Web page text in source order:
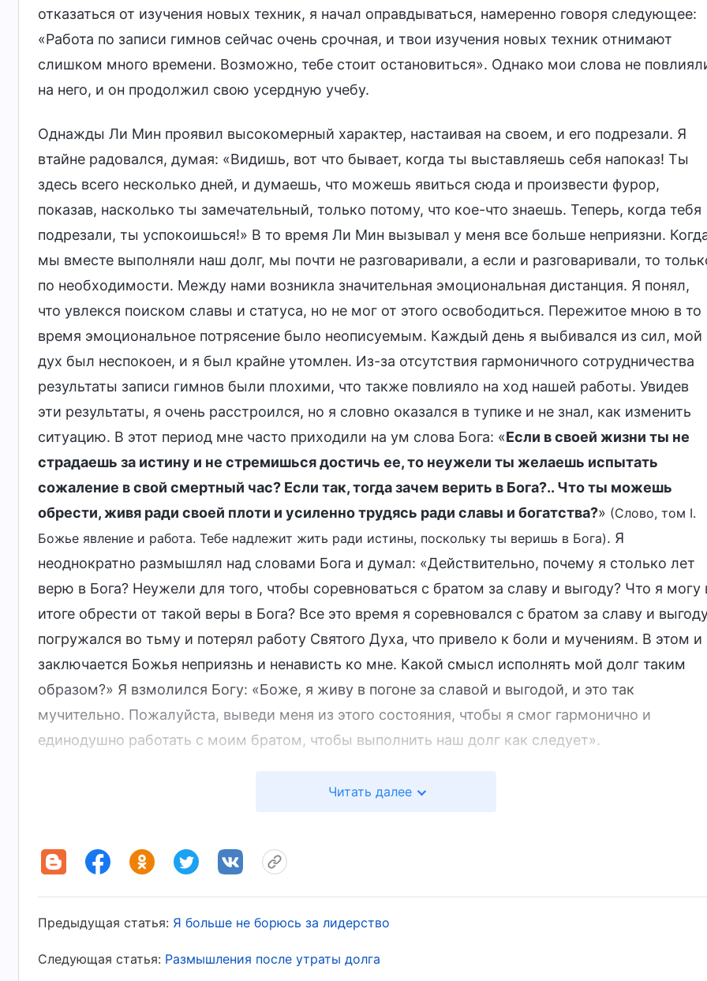
отказаться от изучения новых техник, я начал оправдываться, намеренно говоря следующее:
«Работа по записи гимнов сейчас очень срочная, и твои изучения новых техник отнимают
слишком много времени. Возможно, тебе стоит остановиться». Однако мои слова не
на него, и он продолжил свою усердную учебу.
Однажды Ли Мин проявил высокомерный характер, настаивая на своем, и его подрезали. Я
втайне радовался, думая: «Видишь, вот что бывает, когда ты выставляешь себя напоказ! Ты
здесь всего несколько дней, и думаешь, что можешь явиться сюда и произвести фурор,
показав, насколько ты замечательный, только потому, что кое-что знаешь. Теперь, когда тебя
подрезали, ты успокоишься!» В то время Ли Мин вызывал у меня все больше неприязни.
мы вместе выполняли наш долг, мы почти не разговаривали, а если и разговаривали, то
по необходимости. Между нами возникла значительная эмоциональная дистанция. Я понял,
что увлекся поиском славы и статуса, но не мог от этого освободиться. Пережитое мною в то
время эмоциональное потрясение было неописуемым. Каждый день я выбивался из сил, мой
дух был неспокоен, и я был крайне утомлен. Из-за отсутствия гармоничного сотрудничества
результаты записи гимнов были плохими, что также повлияло на ход нашей работы. Увидев
эти результаты, я очень расстроился, но я словно оказался в тупике и не знал, как изменить
ситуацию. В этот период мне часто приходили на ум слова Бога: «Если в своей жизни ты не
страдаешь за истину и не стремишься достичь ее, то неужели ты желаешь испытать
сожаление в свой смертный час? Если так, тогда зачем верить в Бога?.. Что ты можешь
обрести, живя ради своей плоти и усиленно трудясь ради славы и богатства?» (Слово, том I.
Божье явление и работа. Тебе надлежит жить ради истины, поскольку ты веришь в Бога). Я
неоднократно размышлял над словами Бога и думал: «Действительно, почему я столько лет
верю в Бога? Неужели для того, чтобы соревноваться с братом за славу и выгоду? Что я могу
итоге обрести от такой веры в Бога? Все это время я соревновался с братом за славу и
погружался во тьму и потерял работу Святого Духа, что привело к боли и мучениям. В этом и
заключается Божья неприязнь и ненависть ко мне. Какой смысл исполнять мой долг таким
образом?» Я взмолился Богу: «Боже, я живу в погоне за славой и выгодой, и это так
мучительно. Пожалуйста, выведи меня из этого состояния, чтобы я смог гармонично и
единодушно работать с моим братом, чтобы выполнить наш долг как следует».
Позже я нашел отрывок из Божьих слов: «
тех червей, которые меньше вас. В сердце своем вы зловредны и зловещи, превосходя в
а затем угомоняясь. Вы не знаете своего собственного места, но при этом сражаетесь друг
с другом в навозе. Что может дать вам такая борьба? Если бы вы действительно обладали
Читать далее
Предыдущая статья: Я больше не борюсь за лидерство
Следующая статья: Размышления после утраты долга